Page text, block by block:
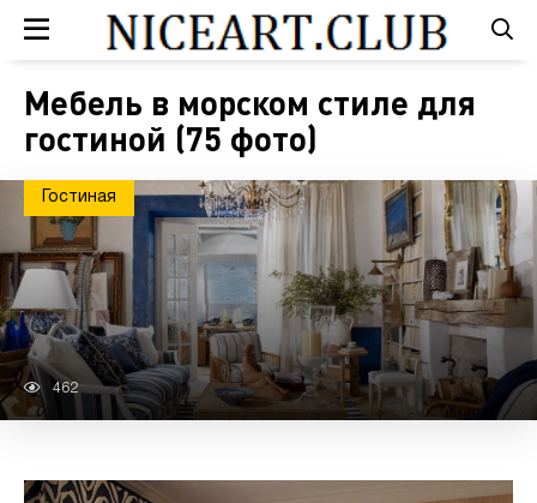
Мебель в морском стиле для
гостиной (75 фото)
Гостиная
462